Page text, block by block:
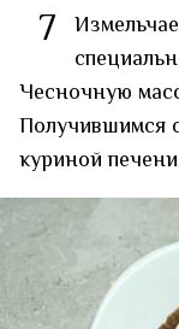
7
Чесночную
Получившимся
куриной